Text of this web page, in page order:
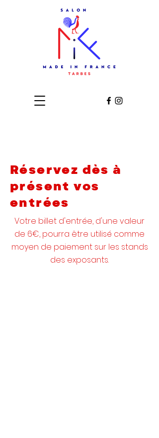
Réservez dès à
présent vos
entrées
Votre billet d'entrée, d'une valeur
de 6€, pourra être utilisé comme
moyen de paiement sur les stands
des exposants.